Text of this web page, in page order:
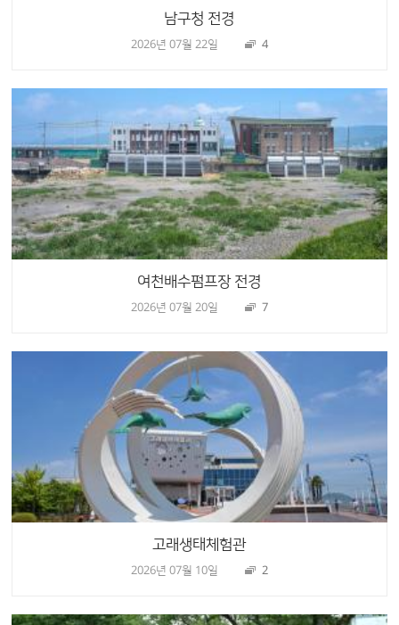
남구청 전경
2026년 07월 22일 4
여천배수펌프장 전경
2026년 07월 20일 7
고래생태체험관
2026년 07월 10일 2